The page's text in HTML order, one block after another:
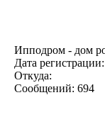
Ипподром - дом
Дата регистрации:
Откуда:
Сообщений: 694